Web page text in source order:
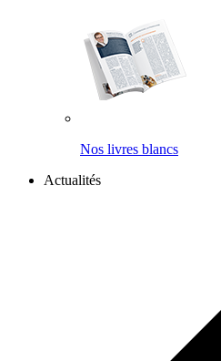
Nos livres blancs
Actualités